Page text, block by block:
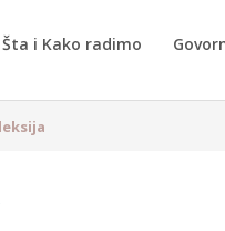
Šta i Kako radimo